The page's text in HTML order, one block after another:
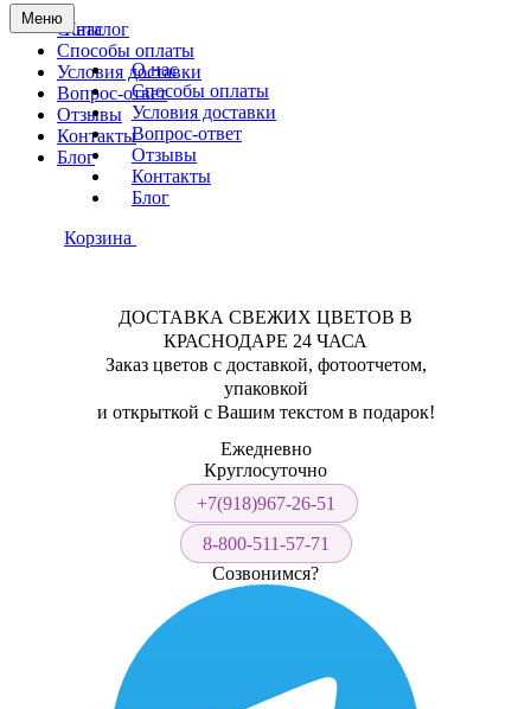
Меню
О нас
Способы оплаты
Условия доставки
Вопрос-ответ
Отзывы
Контакты
Блог
Каталог
О нас
Способы оплаты
Условия доставки
Вопрос-ответ
Отзывы
Контакты
Блог
Корзина
ДОСТАВКА СВЕЖИХ ЦВЕТОВ В
КРАСНОДАРЕ 24 ЧАСА
Заказ цветов с доставкой, фотоотчетом,
упаковкой
и открыткой с Вашим текстом в подарок!
Ежедневно
Круглосуточно
+7(918)967-26-51
8-800-511-57-71
Созвонимся?